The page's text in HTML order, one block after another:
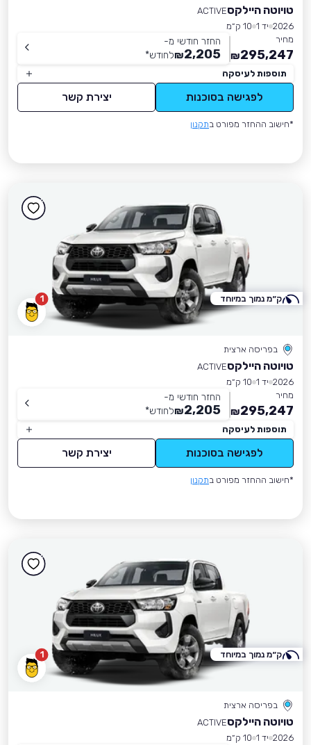
טויוטה היילקסACTIVE
2026 יד 1
10 ק״מ
מחיר
295,247
₪
החזר חודשי מ-
2,205
₪לחודש*
תוספות לעיסקה
לפגישה בסוכנות יצירת קשר
*חישוב ההחזר מפורט בתקנון
1
בפריסה ארצית
טויוטה היילקסACTIVE
2026 יד 1
10 ק״מ
מחיר
295,247
₪
החזר חודשי מ-
2,205
₪לחודש*
תוספות לעיסקה
לפגישה בסוכנות יצירת קשר
*חישוב ההחזר מפורט בתקנון
ק״מ נמוך במיוחד
1
בפריסה ארצית
טויוטה היילקסACTIVE
2026 יד 1
10 ק״מ
ק״מ נמוך במיוחד